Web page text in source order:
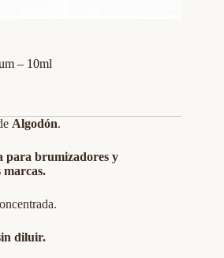
– 10ml
Algodón.
para brumizadores y
marcas.
diluir.